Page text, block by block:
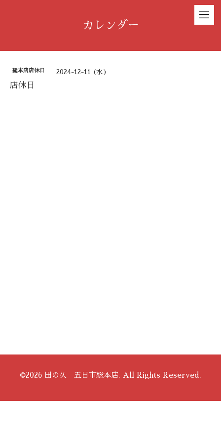
カレンダー
総本店店休日 2024-12-11 (水)
店休日
©2026 田の久 五日市総本店 . All Rights Reserved.